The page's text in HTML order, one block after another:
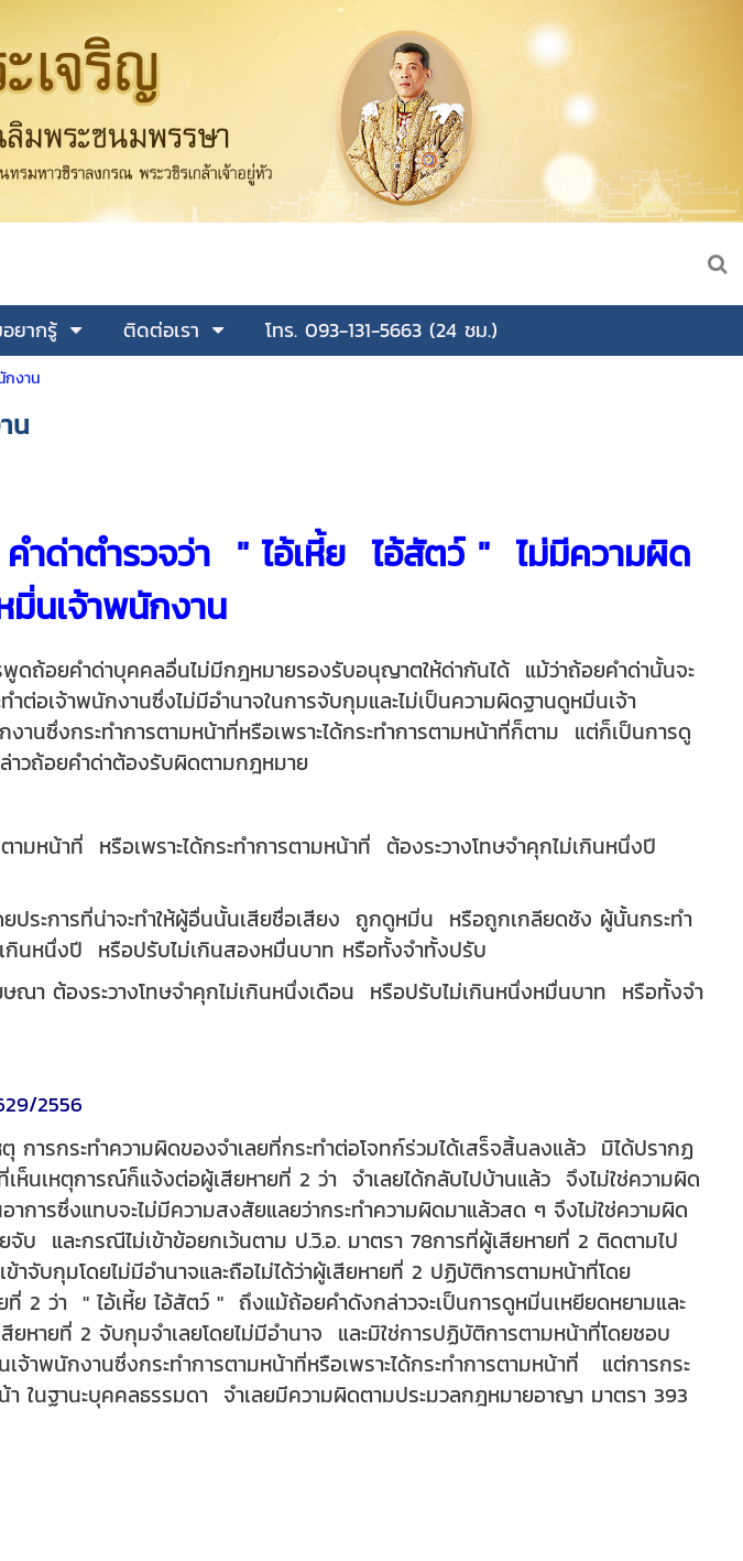
ยากรู้ ติดต่อเรา
โทร. 093-131-5663 (24 ชม.)
กงาน
น
ำด่าตำรวจว่า " ไอ้เหี้ย ไอ้สัตว์ " ไม่มีความผิด
มิ่นเจ้าพนักงาน
พูดถ้อยคำด่าบุคคลอื่นไม่มีกฎหมายรองรับอนุญาตให้ด่ากันได้ แม้ว่าถ้อยคำด่านั้นจะ
ำต่อเจ้าพนักงานซึ่งไม่มีอำนาจในการจับกุมและไม่เป็นความผิดฐานดูหมิ่นเจ้า
านซึ่งกระทำการตามหน้าที่หรือเพราะได้กระทำการตามหน้าที่ก็ตาม แต่ก็เป็นการดู
วถ้อยคำด่าต้องรับผิดตามกฎหมาย
มหน้าที่ หรือเพราะได้กระทำการตามหน้าที่ ต้องระวางโทษจำคุกไม่เกินหนึ่งปี
ระการที่น่าจะทำให้ผู้อื่นนั้นเสียชื่อเสียง ถูกดูหมิ่น หรือถูกเกลียดชัง ผู้นั้นกระทำ
กินหนึ่งปี หรือปรับไม่เกินสองหมื่นบาท หรือทั้งจำทั้งปรับ
ณา ต้องระวางโทษจำคุกไม่เกินหนึ่งเดือน หรือปรับไม่เกินหนึ่งหมื่นบาท หรือทั้งจำ
2556
การกระทำความผิดของจำเลยที่กระทำต่อโจทก์ร่วมได้เสร็จสิ้นลงแล้ว มิได้ปรากฏ
ห็นเหตุการณ์ก็แจ้งต่อผู้เสียหายที่ 2 ว่า จำเลยได้กลับไปบ้านแล้ว จึงไม่ใช่ความผิด
าการซึ่งแทบจะไม่มีความสงสัยแลยว่ากระทำความผิดมาแล้วสด ๆ จึงไม่ใช่ความผิด
จับ และกรณีไม่เข้าข้อยกเว้นตาม ป.วิ.อ. มาตรา 78การที่ผู้เสียหายที่ 2 ติดตามไป
าจับกุมโดยไม่มีอำนาจและถือไม่ได้ว่าผู้เสียหายที่ 2 ปฏิบัติการตามหน้าที่โดย
2 ว่า " ไอ้เหี้ย ไอ้สัตว์ " ถึงแม้ถ้อยคำดังกล่าวจะเป็นการดูหมิ่นเหยียดหยามและ
ยหายที่ 2 จับกุมจำเลยโดยไม่มีอำนาจ และมิใช่การปฏิบัติการตามหน้าที่โดยชอบ
จ้าพนักงานซึ่งกระทำการตามหน้าที่หรือเพราะได้กระทำการตามหน้าที่ แต่การกระ
ในฐานะบุคคลธรรมดา จำเลยมีความผิดตามประมวลกฎหมายอาญา มาตรา 393